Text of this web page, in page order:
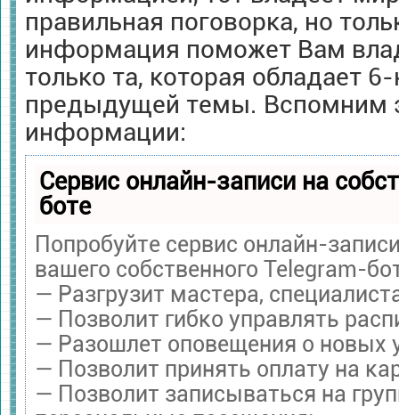
правильная поговорка, но
информация поможет Вам
только та, которая обладает
предыдущей темы. Вспомним
информации:
Сервис онлайн-записи на
боте
Попробуйте сервис онлайн-
вашего собственного Telegram-
— Разгрузит мастера,
— Позволит гибко управлять
— Разошлет оповещения о новых
— Позволит принять оплату на
— Позволит записываться на